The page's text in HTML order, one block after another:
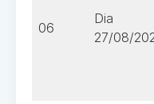
06
Dia
27/08/